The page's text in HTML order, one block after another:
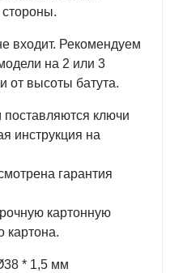
входит. Рекомендуем
на 2 или 3
от высоты батута.
поставляются ключи
инструкция на
гарантия
картонную
картона.
* 1,5 мм